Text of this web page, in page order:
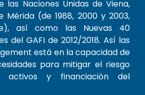
las Naciones Unidas de Viena,
Mérida (de 1988, 2000 y 2003,
así como las Nuevas 40
del GAFI de 2012/2018. Así las
está en la capacidad de
para mitigar el riesgo
y financiación del